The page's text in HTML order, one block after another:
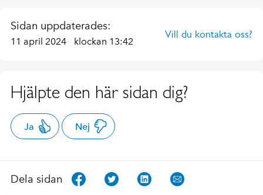
Sidan uppdaterades:
11 april 2024 klockan 13:42
Vill du kontakta oss?
Hjälpte den här sidan dig?
Ja Nej
Dela sidan